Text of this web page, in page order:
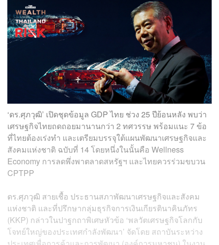
‘ดร.ศุภวุฒิ’ เปิดชุดข้อมูล GDP ไทย ช่วง 25 ปีย้อนหลัง พบว่า
เศรษฐกิจไทยถดถอยมานานกว่า 2 ทศวรรษ พร้อมแนะ 7 ข้อ
ที่ไทยต้องเร่งทำ และเตรียมบรรจุใต้แผนพัฒนาเศรษฐกิจและ
สังคมแห่งชาติ ฉบับที่ 14 โดยหนึ่งในนั้นคือ Wellness
Economy การลดพึ่งพาตลาดสหรัฐฯ และไทยควรร่วมขบวน
CPTPP
ดร.ศุภวุฒิ สายเชื้อ ประธานสภาพัฒนาเศรษฐกิจและสังคม
แห่งชาติ และที่ปรึกษากลุ่มธุรกิจการเงินเกียรตินาคินภัทร
(KKP) กล่าวในปาฐกถาพิเศษหัวข้อ ‘พลวัตเศรษฐกิจโลกกับ
โจทย์ใหญ่ของประเทศกำลังพัฒนา’ จัดโดย สถาบันระหว่าง